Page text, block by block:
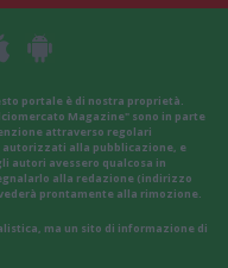
portale è di nostra proprietà.
Magazine" sono in parte
attraverso regolari
alla pubblicazione, e
autori avessero qualcosa in
alla redazione (indirizzo
prontamente alla rimozione.
ma un sito di informazione di